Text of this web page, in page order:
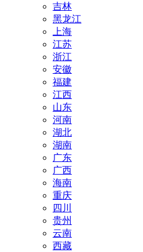
吉林
黑龙江
上海
江苏
浙江
安徽
福建
江西
山东
河南
湖北
湖南
广东
广西
海南
重庆
四川
贵州
云南
西藏